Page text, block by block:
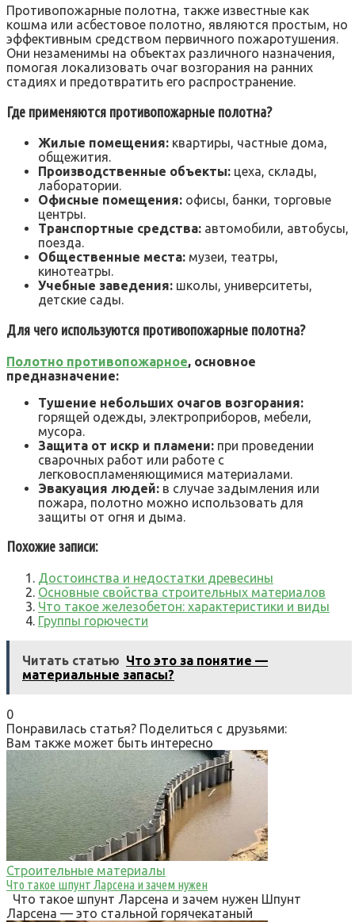
Противопожарные полотна, также известные как
кошма или асбестовое полотно, являются простым, но
эффективным средством первичного пожаротушения.
Они незаменимы на объектах различного назначения,
помогая локализовать очаг возгорания на ранних
стадиях и предотвратить его распространение.
Где применяются противопожарные полотна?
Жилые помещения: квартиры, частные дома,
общежития.
Производственные объекты: цеха, склады,
лаборатории.
Офисные помещения: офисы, банки, торговые
центры.
Транспортные средства: автомобили, автобусы,
поезда.
Общественные места: музеи, театры,
кинотеатры.
Учебные заведения: школы, университеты,
детские сады.
Для чего используются противопожарные полотна?
Полотно противопожарное, основное
предназначение:
Тушение небольших очагов возгорания:
горящей одежды, электроприборов, мебели,
мусора.
Защита от искр и пламени: при проведении
сварочных работ или работе с
легковоспламеняющимися материалами.
Эвакуация людей: в случае задымления или
пожара, полотно можно использовать для
защиты от огня и дыма.
Похожие записи:
Достоинства и недостатки древесины
Основные свойства строительных материалов
Что такое железобетон: характеристики и виды
Группы горючести
Читать статью Что это за понятие —
материальные запасы?
0
Понравилась статья? Поделиться с друзьями:
Вам также может быть интересно
Строительные материалы
Что такое шпунт Ларсена и зачем нужен
Что такое шпунт Ларсена и зачем нужен Шпунт
Ларсена — это стальной горячекатаный